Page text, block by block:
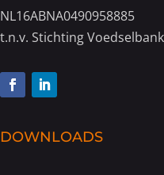
NL16ABNA0490958885
t.n.v. Stichting
DOWNLOADS